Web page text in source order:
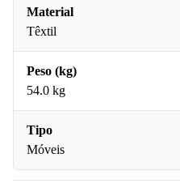
Material
Têxtil
Peso (kg)
54.0 kg
Tipo
Móveis